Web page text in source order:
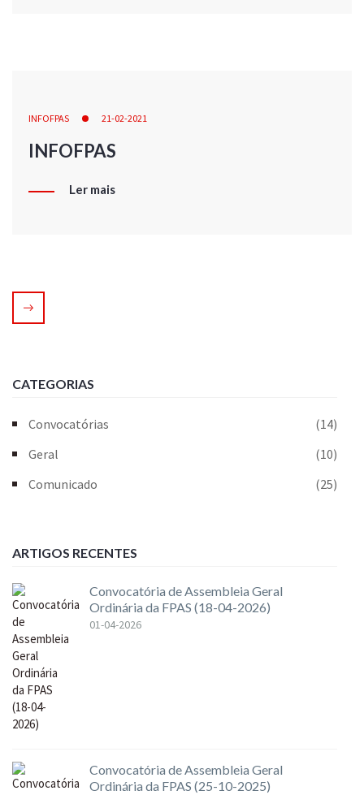
INFOFPAS 21-02-2021
INFOFPAS
Ler mais
CATEGORIAS
Convocatórias
(14)
Geral
(10)
Comunicado
(25)
ARTIGOS RECENTES
Convocatória de Assembleia Geral
Ordinária da FPAS (18-04-2026)
01-04-2026
Convocatória de Assembleia Geral
Ordinária da FPAS (25-10-2025)